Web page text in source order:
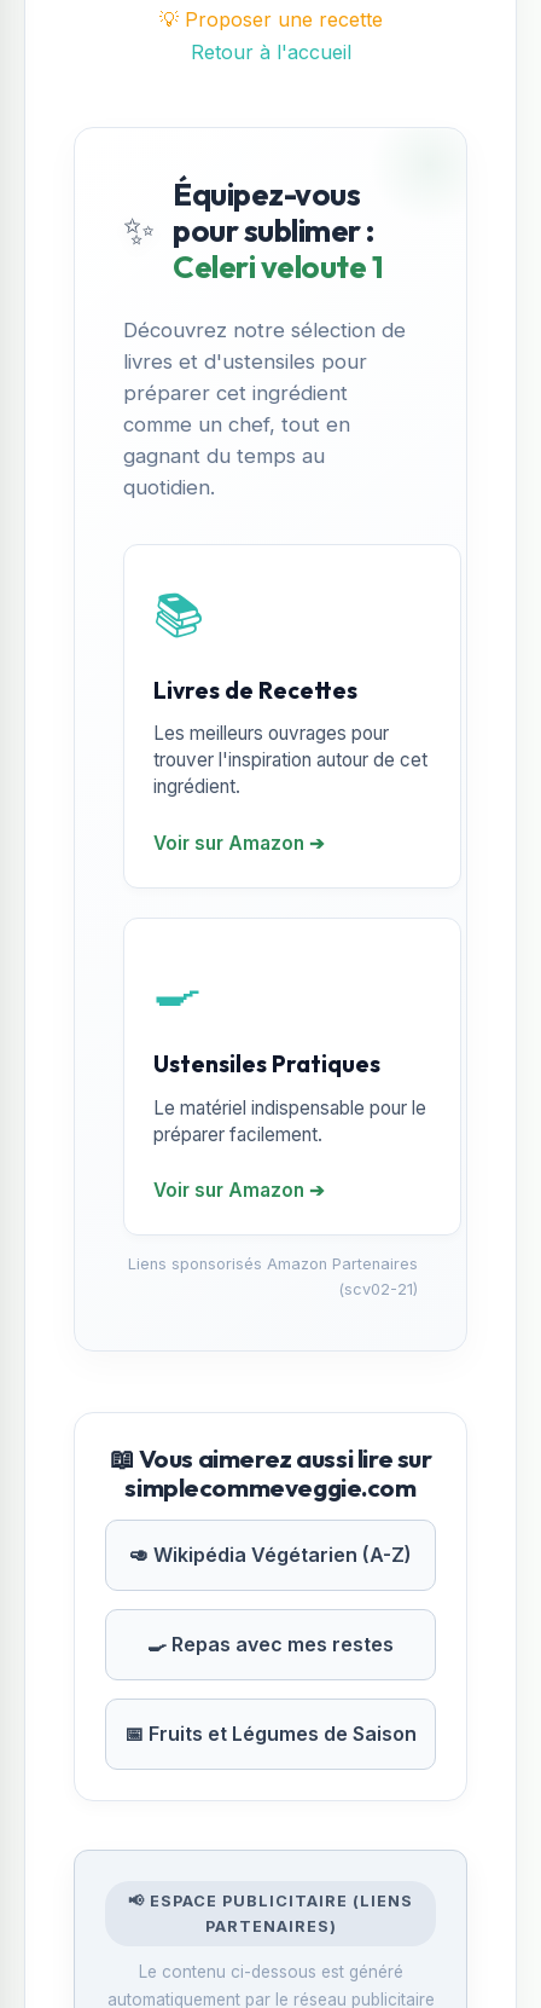
💡 Proposer une recette
Retour à l'accueil
✨
Équipez-vous
pour sublimer :
Celeri veloute 1
Découvrez notre sélection de
livres et d'ustensiles pour
préparer cet ingrédient
comme un chef, tout en
gagnant du temps au
quotidien.
📚
Livres de Recettes
Les meilleurs ouvrages pour
trouver l'inspiration autour de cet
ingrédient.
Voir sur Amazon ➔
🍳
Ustensiles Pratiques
Le matériel indispensable pour le
préparer facilement.
Voir sur Amazon ➔
Liens sponsorisés Amazon Partenaires
(scv02-21)
📖 Vous aimerez aussi lire sur
simplecommeveggie.com
🥑 Wikipédia Végétarien (A-Z)
🍳 Repas avec mes restes
📅 Fruits et Légumes de Saison
📢 ESPACE PUBLICITAIRE (LIENS
PARTENAIRES)
Le contenu ci-dessous est généré
automatiquement par le réseau publicitaire